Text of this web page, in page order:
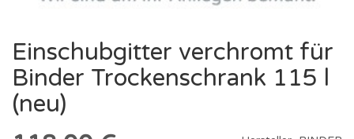
Zum
Anfang
der
Bildergalerie
springen
Einschubgitter verchromt für
Binder Trockenschrank 115 l
(neu)